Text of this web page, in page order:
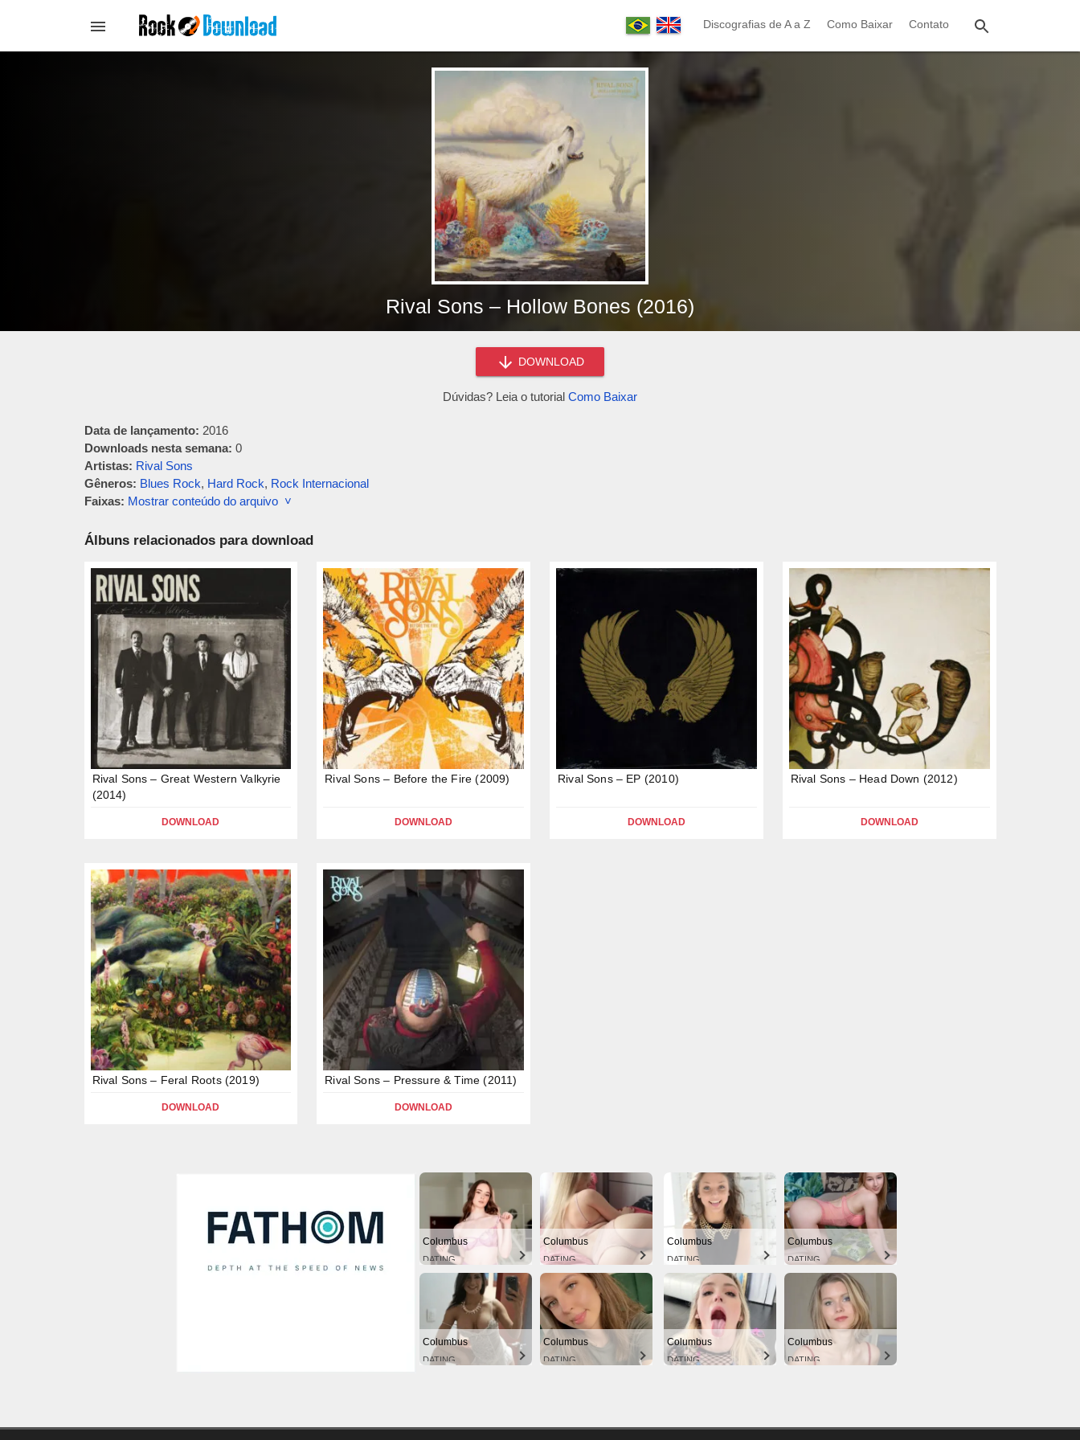
Discografias de A a Z Como Baixar Contato
Rival Sons – Hollow Bones (2016)
DOWNLOAD
Dúvidas? Leia o tutorial Como Baixar
Data de lançamento: 2016
Downloads nesta semana: 0
Artistas: Rival Sons
Gêneros: Blues Rock, Hard Rock, Rock Internacional
Faixas: Mostrar conteúdo do arquivo ˅
Álbuns relacionados para download
Rival Sons – Great Western Valkyrie
(2014)
DOWNLOAD
Rival Sons – Before the Fire (2009)
DOWNLOAD
Rival Sons – EP (2010)
DOWNLOAD
Rival Sons – Head Down (2012)
DOWNLOAD
Rival Sons – Feral Roots (2019)
DOWNLOAD
Rival Sons – Pressure & Time (2011)
DOWNLOAD
Columbus
DATING
Columbus
DATING
Columbus
DATING
Columbus
DATING
Columbus
DATING
Columbus
DATING
Columbus
DATING
Columbus
DATING